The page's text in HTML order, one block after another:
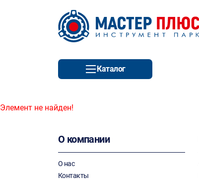
Каталог
Элемент не найден!
О компании
О нас
Контакты